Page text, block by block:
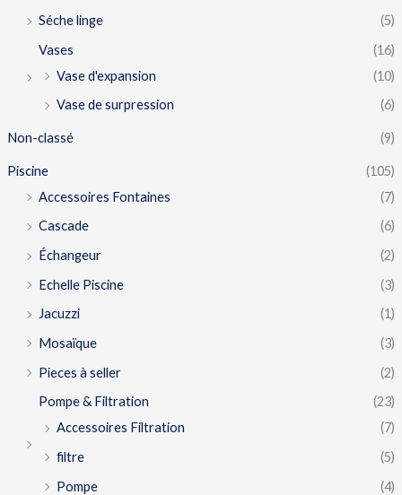
Séche linge
(5)
Vases
(16)
Vase d'expansion
(10)
Vase de surpression
(6)
Non-classé (9)
Piscine
(105)
Accessoires Fontaines
(7)
Cascade
(6)
Échangeur
(2)
Echelle Piscine
(3)
Jacuzzi
(1)
Mosaïque
(3)
Pieces à seller
(2)
Pompe & Filtration
(23)
Accessoires Filtration
(7)
filtre
(5)
Pompe
(4)